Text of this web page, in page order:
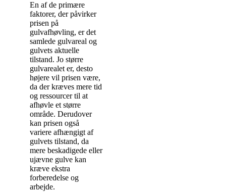
En af de primære
faktorer, der påvirker
prisen på
gulvafhøvling, er det
samlede gulvareal og
gulvets aktuelle
tilstand. Jo større
gulvarealet er, desto
højere vil prisen være,
da der kræves mere tid
og ressourcer til at
afhøvle et større
område. Derudover
kan prisen også
variere afhængigt af
gulvets tilstand, da
mere beskadigede eller
ujævne gulve kan
kræve ekstra
forberedelse og
arbejde.